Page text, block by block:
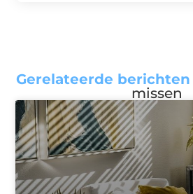
Gerelateerde berichten
missen